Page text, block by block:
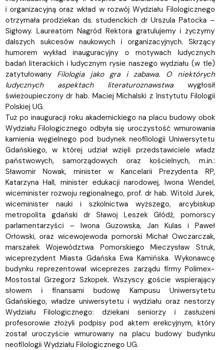
i organizacyjną oraz wkład w rozwój Wydziału Filologicznego
otrzymała prodziekan ds. studenckich dr Urszula Patocka –
Sigłowy. Laureatom Nagród Rektora gratulujemy i życzymy
dalszych sukcesów naukowych i organizacyjnych. Skrzący
humorem wykład inauguracyjny o motywach ludycznych
badań literackich i ludycznym rysie naszego wydziału (w tle)
zatytułowany Filologia jako gra i zabawa. O niektórych
ludycznych aspektach literaturoznawstwawygłosił
świeżoupieczony dr hab. Maciej Michalski z Instytutu Filologii
Polskiej UG.
Tuż po inauguracji roku akademickiego na placu budowy obok
Wydziału Filologicznego odbyła się uroczystość wmurowania
kamienia węgielnego pod budynek neofilologii Uniwersytetu
Gdańskiego, w której udział wzięli przedstawiciele władz
państwowych, samorządowych oraz kościelnych, m.in.:
Sławomir Nowak, minister w Kancelarii Prezydenta RP,
Katarzyna Hall, minister edukacji narodowej, Iwona Wendel,
wiceminister rozwoju regionalnego, prof. dr hab. Witold Jurek,
wiceminister nauki i szkolnictwa wyższego, arcybiskup
metropolita gdański dr Sławoj Leszek Głódź, pomorscy
parlamentarzyści – Iwona Guzowska, Jan Kulas i Paweł
Orłowski, oraz wicewojewoda pomorski Michał Owczarczak,
marszałek Województwa Pomorskiego Mieczysław Struk,
wiceprezydent Miasta Gdańska Ewa Kamińska. Wykonawcę
budynku reprezentował wiceprezes zarządu firmy Polimex-
Mostostal Grzegorz Szkopek. Wszyscy goście wspierający
słowem i finansami budowę Kampusu Uniwersytetu
Gdańskiego, władze uniwersytetu i wydziału oraz nestorzy
Wydziału Filologicznego: dziekani seniorzy i zasłużeni
profesorowie złożyli podpisy pod aktem erekcyjnym, który
został uroczyście wmurowany na placu budowy budynku
neofilologii Wydziału Filologicznego UG.